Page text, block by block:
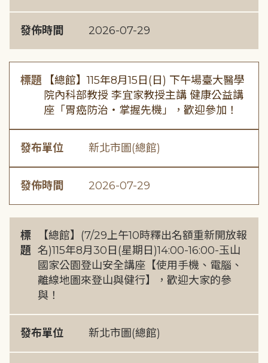
發佈時間 2026-07-29
標題
【總館】115年8月15日(日) 下午場臺大醫學
院內科部教授 李宜家教授主講 健康公益講
座「胃癌防治・掌握先機」，歡迎參加！
發布單位 新北市圖(總館)
發佈時間 2026-07-29
標
題
【總館】(7/29上午10時釋出名額重新開放報
名)115年8月30日(星期日)14:00-16:00-玉山
國家公園登山安全講座【使用手機、電腦、
離線地圖來登山與健行】，歡迎大家的參
與！
發布單位 新北市圖(總館)